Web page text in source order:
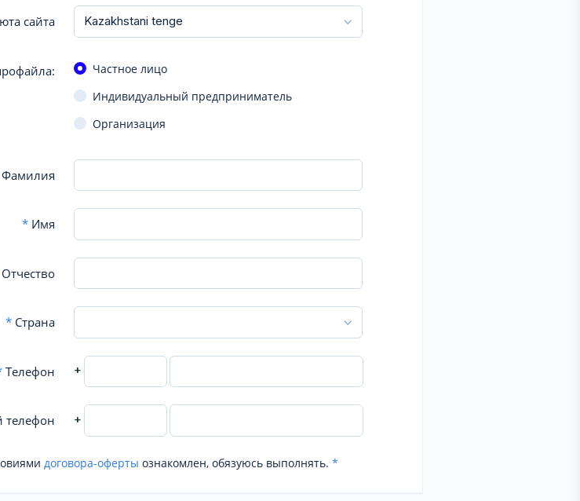
сайта
Частное лицо
Индивидуальный предприниматель
Организация
*Имя
*Страна
Телефон +
+
договора-оферты ознакомлен, обязуюсь выполнять. *